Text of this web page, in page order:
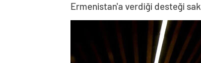
Ermenistan'a verdiği desteği